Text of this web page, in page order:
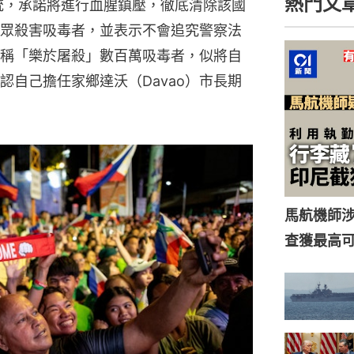
承諾將進行血腥鎮壓，徹底清除該國
殺害吸毒者，並表示不會追究警察法
「樂於屠殺」數百萬吸毒者，似將自
自己擔任家鄉達沃（Davao）市長期
馬航機師
查獲最高